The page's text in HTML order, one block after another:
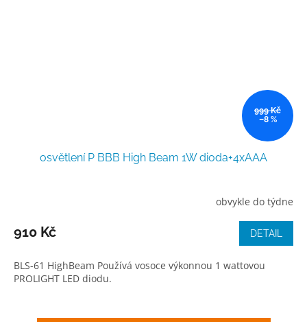
999 Kč
–8 %
osvětlení P BBB High Beam 1W dioda+4xAAA
obvykle do týdne
910 Kč DETAIL
BLS-61 HighBeam Používá vosoce výkonnou 1 wattovou
PROLIGHT LED diodu.